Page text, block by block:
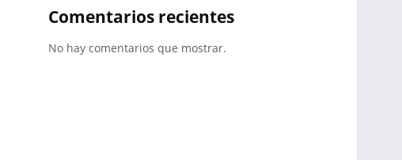
Comentarios recientes
No hay comentarios que mostrar.